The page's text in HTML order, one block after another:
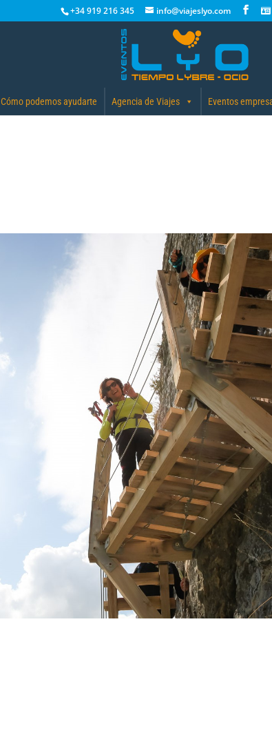
+34 919 216 345 info@viajeslyo.com
Cómo podemos ayudarte Agencia de Viajes Eventos